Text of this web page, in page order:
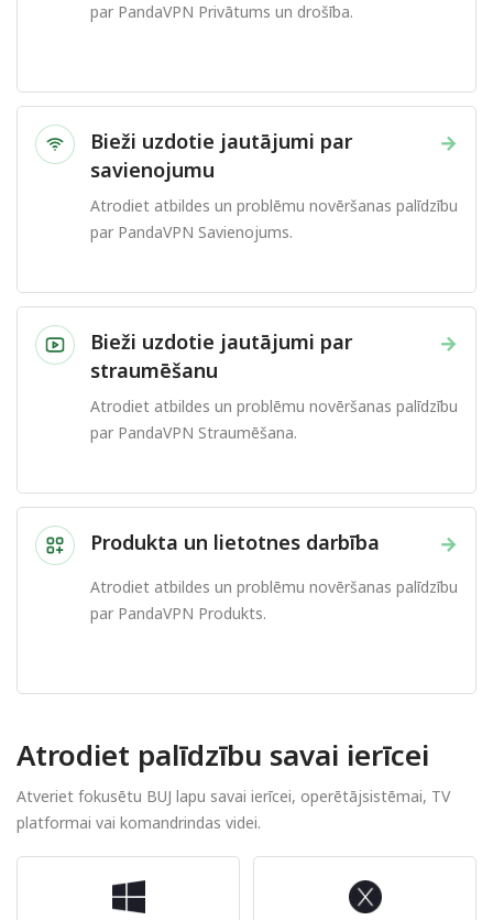
par PandaVPN Privātums un drošība.
→
Bieži uzdotie jautājumi par
savienojumu
Atrodiet atbildes un problēmu novēršanas palīdzību
par PandaVPN Savienojums.
→
Bieži uzdotie jautājumi par
straumēšanu
Atrodiet atbildes un problēmu novēršanas palīdzību
par PandaVPN Straumēšana.
→
Produkta un lietotnes darbība
Atrodiet atbildes un problēmu novēršanas palīdzību
par PandaVPN Produkts.
Atrodiet palīdzību savai ierīcei
Atveriet fokusētu BUJ lapu savai ierīcei, operētājsistēmai, TV
platformai vai komandrindas videi.